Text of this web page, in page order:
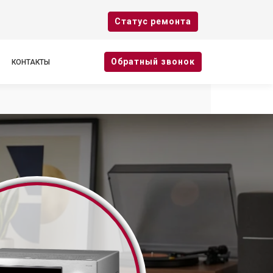
Cтатус ремонта
КОНТАКТЫ Oбратный звонок